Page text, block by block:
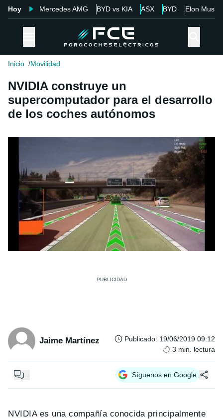
Hoy Mercedes AMG BYD vs KIA ASX BYD Elon Musk
Inicio Movilidad
NVIDIA construye un
supercomputador para el desarrollo
de los coches autónomos
Jaime Martínez Publicado: 19/06/2019 09:12
3 min. lectura
Síguenos en Google
NVIDIA es una compañía conocida principalmente